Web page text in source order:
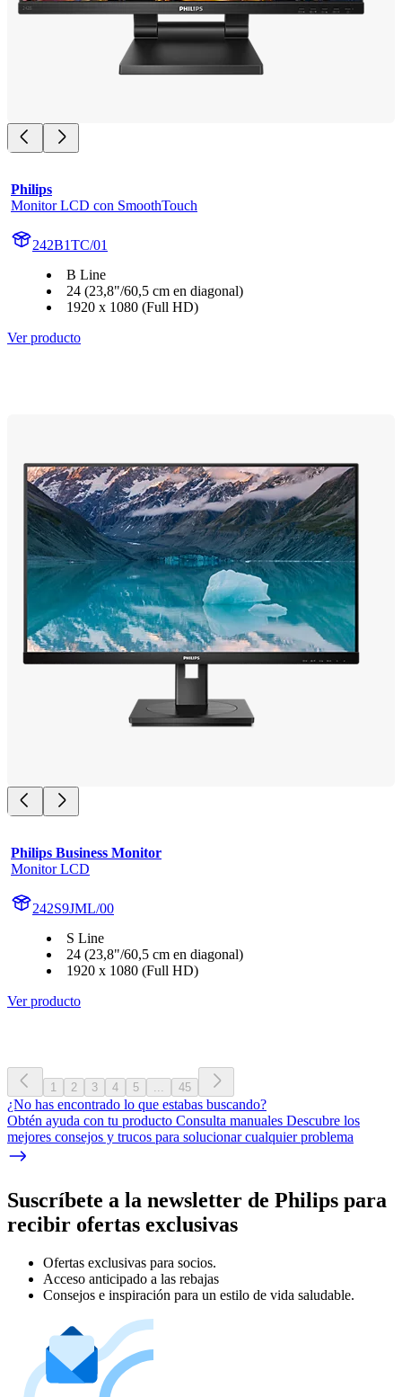
Philips
Monitor LCD con SmoothTouch
242B1TC/01
B Line
24 (23,8"/60,5 cm en diagonal)
1920 x 1080 (Full HD)
Ver producto
Philips Business Monitor
Monitor LCD
242S9JML/00
S Line
24 (23,8"/60,5 cm en diagonal)
1920 x 1080 (Full HD)
Ver producto
1 2 3 4 5 ... 45
¿No has encontrado lo que estabas buscando?
Obtén ayuda con tu producto Consulta manuales Descubre los
mejores consejos y trucos para solucionar cualquier problema
Suscríbete a la newsletter de Philips para
recibir ofertas exclusivas
Ofertas exclusivas para socios.
Acceso anticipado a las rebajas
Consejos e inspiración para un estilo de vida saludable.